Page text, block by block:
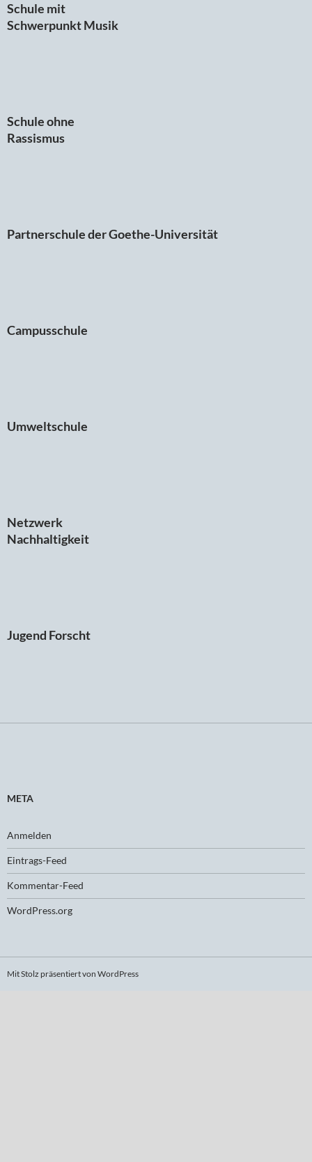
Schule mit
Schwerpunkt Musik
Schule ohne
Rassismus
Partnerschule der Goethe-Universität
Campusschule
Umweltschule
Netzwerk
Nachhaltigkeit
Jugend Forscht
META
Anmelden
Eintrags-Feed
Kommentar-Feed
WordPress.org
Mit Stolz präsentiert von WordPress